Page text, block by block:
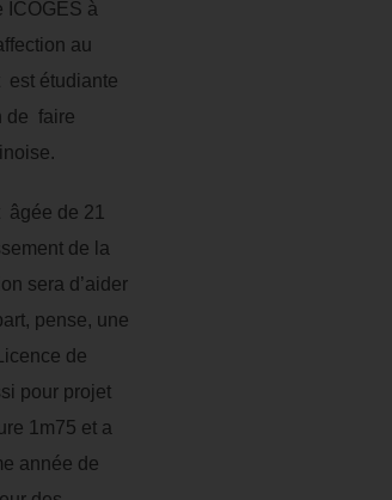
ICOGES à
au
est étudiante
de faire
de 21
de la
sera d’aider
pense, une
de
pour projet
1m75 et a
année de